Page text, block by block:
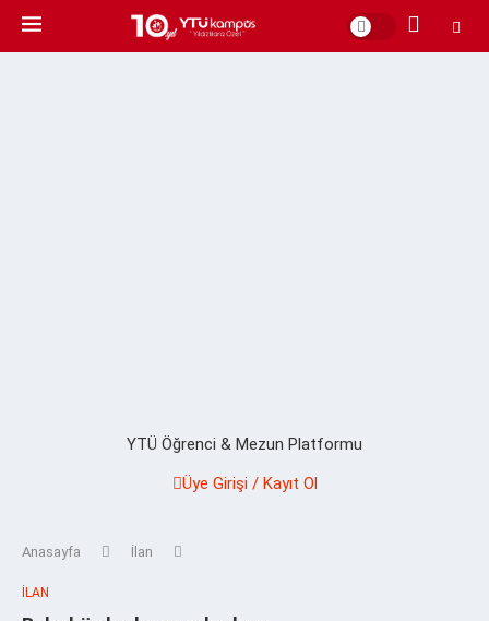
YTÜ Öğrenci & Mezun Platformu
Üye Girişi / Kayıt Ol
Anasayfa İlan
İLAN